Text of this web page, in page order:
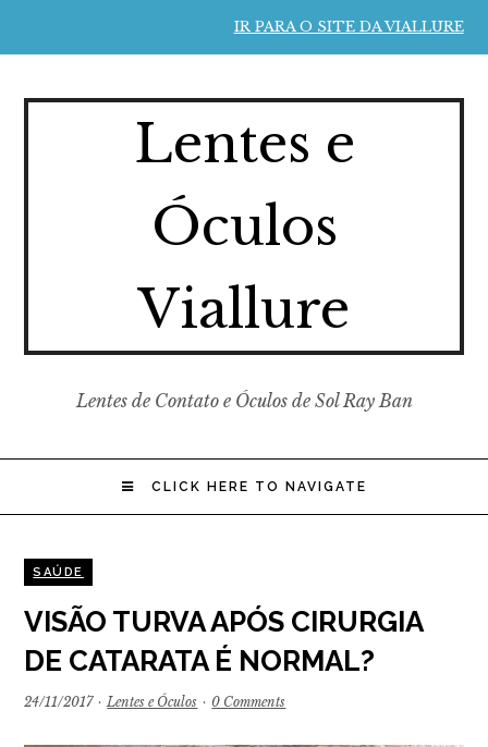
IR PARA O SITE DA VIALLURE
Lentes e
Óculos
Viallure
Lentes de Contato e Óculos de Sol Ray Ban
CLICK HERE TO NAVIGATE
SAÚDE
VISÃO TURVA APÓS CIRURGIA
DE CATARATA É NORMAL?
24/11/2017 · Lentes e Óculos · 0 Comments